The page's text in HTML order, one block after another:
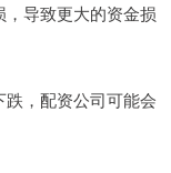
导致更大的资金损
，配资公司可能会